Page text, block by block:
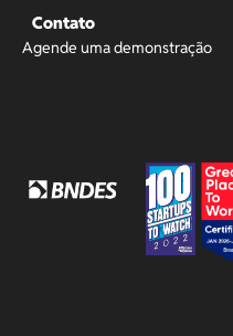
Contato
Agende uma demonstração